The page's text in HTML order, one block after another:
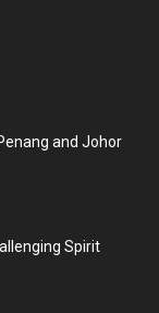
and Johor
Spirit